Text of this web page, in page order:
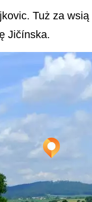
Tuż za wsią
Jičínska.